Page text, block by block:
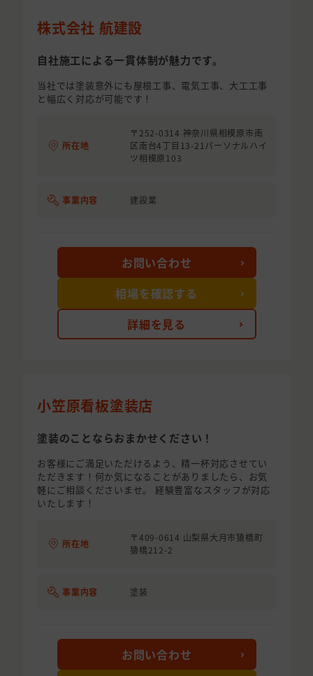
株式会社 航建設
自社施工による一貫体制が魅力です。
当社では塗装意外にも屋根工事、電気工事、大工工事
と幅広く対応が可能です！
所在地
〒252-0314 神奈川県相模原市南
区南台4丁目13-21パーソナルハイ
ツ相模原103
事業内容 建設業
詳細を見る
お問い合わせ
相場を確認する
小笠原看板塗装店
塗装のことならおまかせください！
お客様にご満足いただけるよう、精一杯対応させてい
ただきます！何か気になることがありましたら、お気
軽にご相談くださいませ。 経験豊富なスタッフが対応
いたします！
所在地
〒409-0614 山梨県大月市猿橋町
猿橋212-2
事業内容 塗装
お問い合わせ